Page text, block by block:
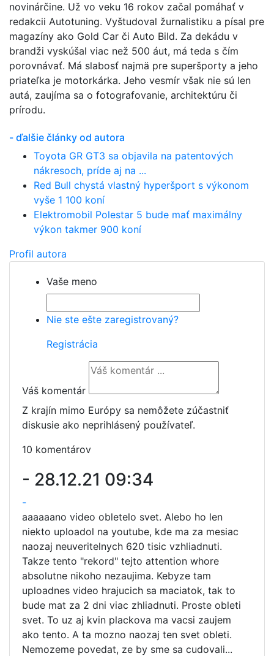
novinárčine. Už vo veku 16 rokov začal pomáhať v
redakcii Autotuning. Vyštudoval žurnalistiku a písal pre
magazíny ako Gold Car či Auto Bild. Za dekádu v
brandži vyskúšal viac než 500 áut, má teda s čím
porovnávať. Má slabosť najmä pre superšporty a jeho
priateľka je motorkárka. Jeho vesmír však nie sú len
autá, zaujíma sa o fotografovanie, architektúru či
prírodu.
- ďalšie články od autora
Toyota GR GT3 sa objavila na patentových
nákresoch, príde aj na ...
Red Bull chystá vlastný hyperšport s výkonom
vyše 1 100 koní
Elektromobil Polestar 5 bude mať maximálny
výkon takmer 900 koní
Profil autora
Vaše meno
Nie ste ešte zaregistrovaný?
Registrácia
Váš komentár
Z krajín mimo Európy sa nemôžete zúčastniť
diskusie ako neprihlásený používateľ.
10 komentárov
- 28.12.21 09:34
-
aaaaaano video obletelo svet. Alebo ho len
niekto uploadol na youtube, kde ma za mesiac
naozaj neuveritelnych 620 tisic vzhliadnuti.
Takze tento "rekord" tejto attention whore
absolutne nikoho nezaujima. Kebyze tam
uploadnes video hrajucich sa maciatok, tak to
bude mat za 2 dni viac zhliadnuti. Proste obleti
svet. To uz aj kvin plackova ma vacsi zaujem
ako tento. A ta mozno naozaj ten svet obleti.
Nemozeme povedat, ze by sme sa cudovali...